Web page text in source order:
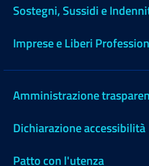
Sostegni, Sussidi e
Imprese e Liberi
Amministrazione
Dichiarazione accessibilità
Patto con l'utenza